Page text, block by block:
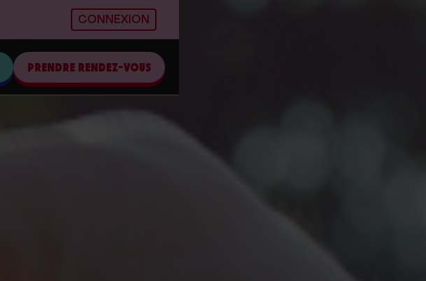
CONNEXION
PRENDRE RENDEZ-VOUS